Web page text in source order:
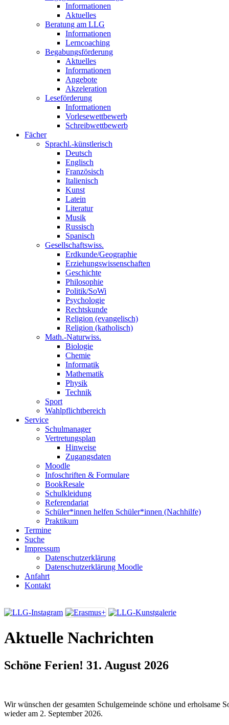
Informationen
Aktuelles
Beratung am LLG
Informationen
Lerncoaching
Begabungsförderung
Aktuelles
Informationen
Angebote
Akzeleration
Leseförderung
Informationen
Vorlesewettbewerb
Schreibwettbewerb
Fächer
Sprachl.-künstlerisch
Deutsch
Englisch
Französisch
Italienisch
Kunst
Latein
Literatur
Musik
Russisch
Spanisch
Gesellschaftswiss.
Erdkunde/Geographie
Erziehungswissenschaften
Geschichte
Philosophie
Politik/SoWi
Psychologie
Rechtskunde
Religion (evangelisch)
Religion (katholisch)
Math.-Naturwiss.
Biologie
Chemie
Informatik
Mathematik
Physik
Technik
Sport
Wahlpflichtbereich
Service
Schulmanager
Vertretungsplan
Hinweise
Zugangsdaten
Moodle
Infoschriften & Formulare
BookResale
Schulkleidung
Referendariat
Schüler*innen helfen Schüler*innen (Nachhilfe)
Praktikum
Termine
Suche
Impressum
Datenschutzerklärung
Datenschutzerklärung Moodle
Anfahrt
Kontakt
Aktuelle Nachrichten
Schöne Ferien! 31. August 2026
Wir wünschen der gesamten Schulgemeinde schöne und erholsame
wieder am 2. September 2026.